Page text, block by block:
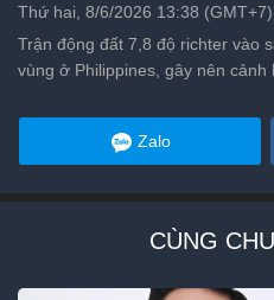
Thứ hai, 8/6/2026 13:38 (GMT+7)
Trận động đất 7,8 độ richter vào
vùng ở Philippines, gây nên cảnh
Zalo